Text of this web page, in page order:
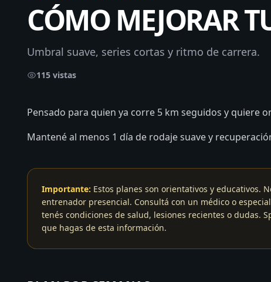
CÓMO MEJORAR
Umbral suave, series cortas y ritmo de carrera.
115 vistas
Pensado para quien ya corre 5 km seguidos y quiere
Mantené al menos 1 día de rodaje suave y
Importante: Estos planes son orientativos y educativos.
entrenador presencial. Consultá con un médico o
tenés condiciones de salud, lesiones recientes o dudas.
que hagas de esta información.